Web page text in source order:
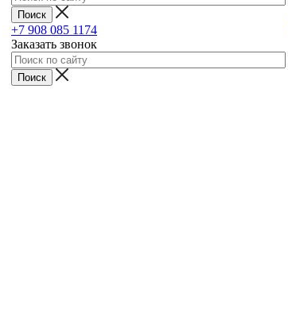
+7 908 085 1174
Заказать звонок